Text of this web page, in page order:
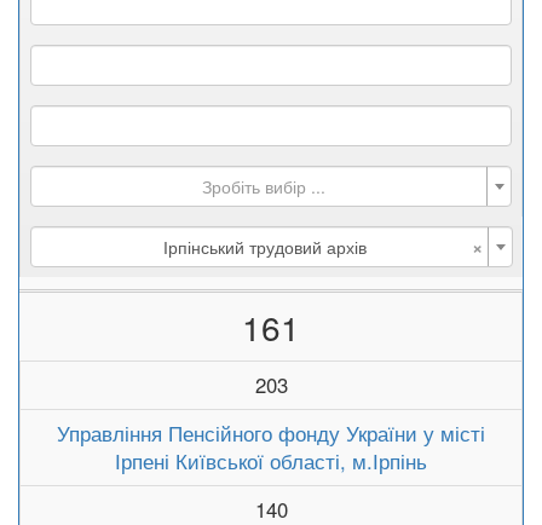
Зробіть вибір ...
×
Ірпінський трудовий архів
161
203
Управління Пенсійного фонду України у місті
Ірпені Київської області, м.Ірпінь
140